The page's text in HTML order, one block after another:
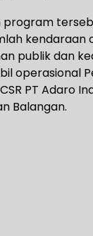
program
kendaraan
publik dan
operasional
PT Adaro
Balangan.